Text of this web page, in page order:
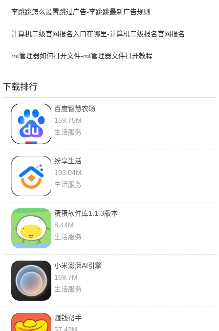
李跳跳怎么设置跳过广告-李跳跳最新广告规则
mt管理器如何打开文件-mt管理器文件打开教程
下载排行
百度智慧农场
159.75M
生活服务
纷享生活
193.04M
生活服务
蛋蛋软件库1.1.3版本
8.44M
生活服务
小米澎湃AI引擎
169.7M
生活服务
赚钱帮手